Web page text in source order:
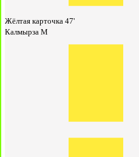
Жёлтая карточка 47'
Калмырза М